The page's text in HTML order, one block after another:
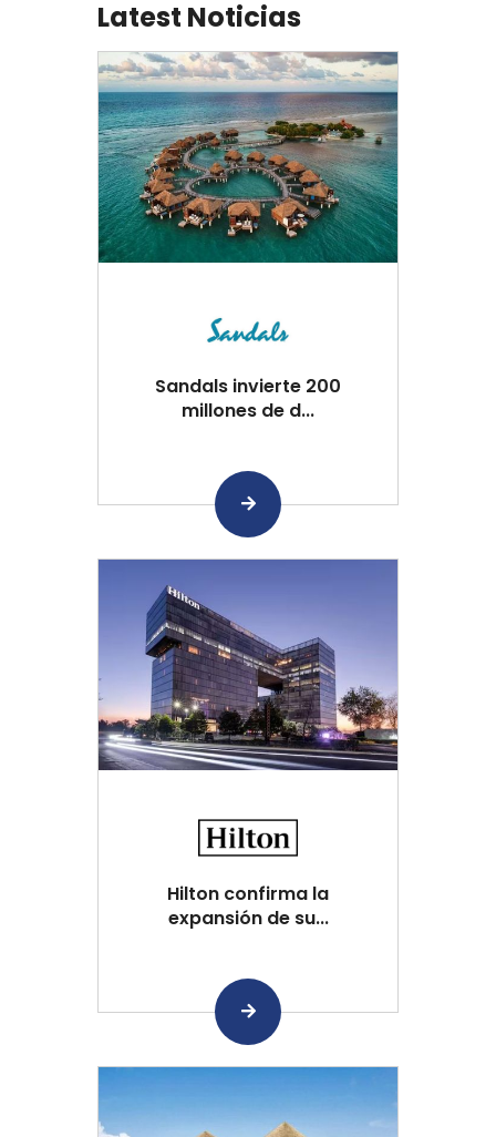
Latest Noticias
Sandals invierte 200
millones de d...
Hilton confirma la
expansión de su...